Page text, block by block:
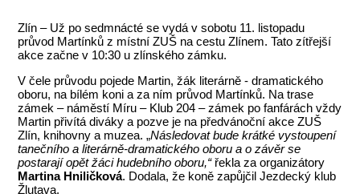
Zlín – Už po sedmnácté se vydá v sobotu 11. listopadu
průvod Martínků z místní ZUŠ na cestu Zlínem. Tato zítřejší
akce začne v 10:30 u zlínského zámku.
V čele průvodu pojede Martin, žák literárně - dramatického
oboru, na bílém koni a za ním průvod Martínků. Na trase
zámek – náměstí Míru – Klub 204 – zámek po fanfárách vždy
Martin přivítá diváky a pozve je na předvánoční akce ZUŠ
Zlín, knihovny a muzea. „Následovat bude krátké vystoupení
tanečního a literárně-dramatického oboru a o závěr se
postarají opět žáci hudebního oboru,“řekla za organizátory
Martina Hniličková. Dodala, že koně zapůjčil Jezdecký klub
Žlutava.